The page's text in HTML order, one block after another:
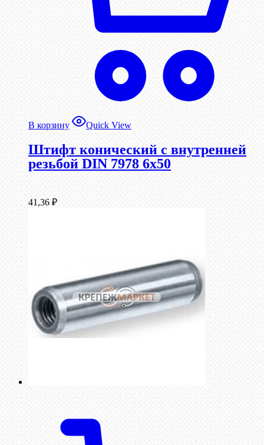
В корзину Quick View
Штифт конический с внутренней
резьбой DIN 7978 6х50
41,36 ₽